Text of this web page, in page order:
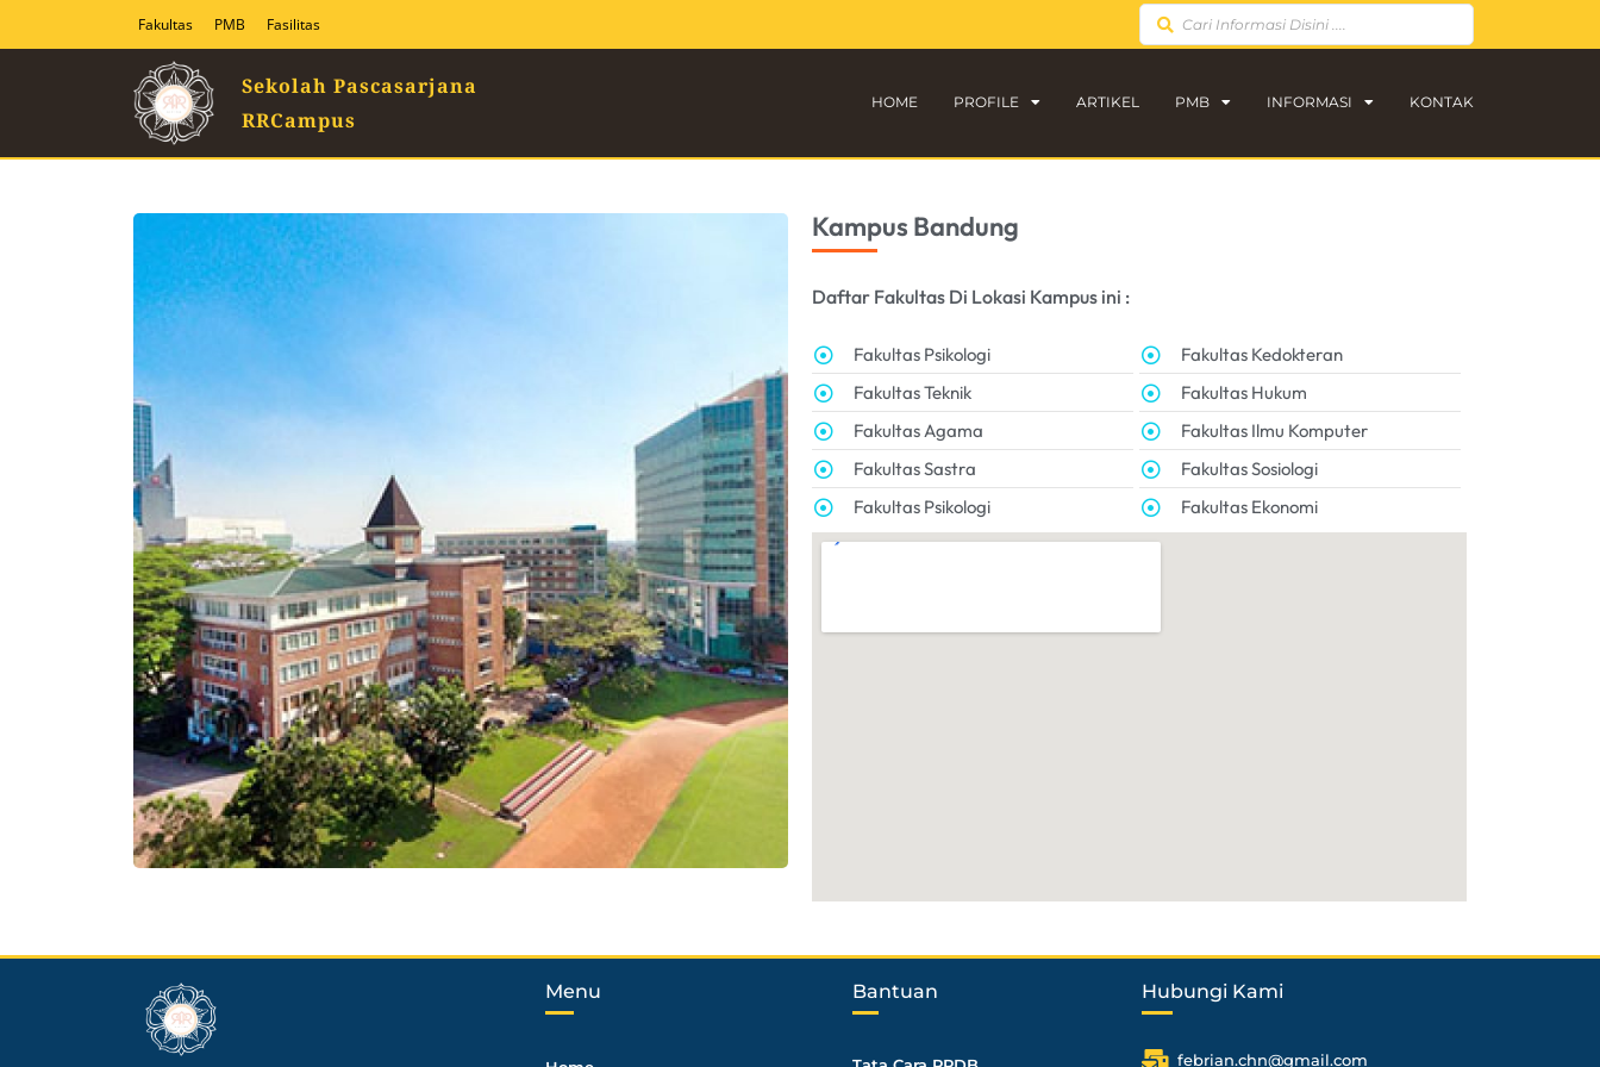
Fakultas PMB Fasilitas
Sekolah Pascasarjana
RRCampus
HOME PROFILE ARTIKEL PMB INFORMASI KONTAK
Kampus Bandung
Daftar Fakultas Di Lokasi Kampus ini :
Fakultas Psikologi
Fakultas Teknik
Fakultas Agama
Fakultas Sastra
Fakultas Psikologi
Fakultas Kedokteran
Fakultas Hukum
Fakultas Ilmu Komputer
Fakultas Sosiologi
Fakultas Ekonomi
Menu Bantuan Hubungi Kami
febrian.chn@gmail.com